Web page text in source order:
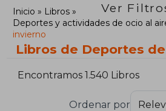
Ver
Inicio
Libros
Deportes y actividades de ocio al
invierno
Libros de Deportes
Encontramos 1.540 Libros
Ordenar por